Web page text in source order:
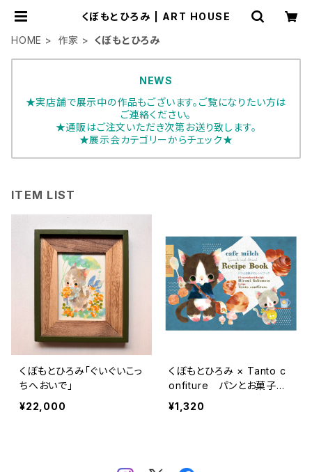
くぼもとひろみ | ART HOUSE
HOME
作家 くぼもとひろみ
NEWS
★実店舗で展示中の作品もございます。ご覧になりたい方は
ご連絡ください。
★通販はご注文いただき次第お送り致します。
★展示会カテゴリーからチェック★
ITEM LIST
くぼもとひろみ「ぐいぐいこっ
ちへおいで」
¥22,000
くぼもとひろみ × Tanto c
onfiture パンとお菓子の
レシピブック
¥1,320